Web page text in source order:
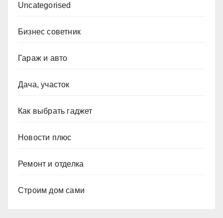
Uncategorised
Бизнес советник
Гараж и авто
Дача, участок
Как выбрать гаджет
Новости плюс
Ремонт и отделка
Строим дом сами